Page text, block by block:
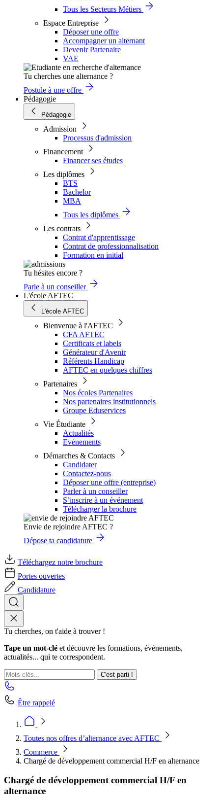
Tous les Secteurs Métiers
Espace Entreprise
Déposer une offre
Accompagner un alternant
Devenir Partenaire
VAE
Tu cherches une alternance ?
Postule à une offre
Pédagogie
Pédagogie
Admission
Processus d'admission
Financement
Financer ses études
Les diplômes
BTS
Bachelor
MBA
Tous les diplômes
Les contrats
Contrat d'apprentissage
Contrat de professionnalisation
Formation en initial
Tu hésites encore ?
Parle à un conseiller
L'école AFTEC
L'école AFTEC
Bienvenue à l'AFTEC
CFA AFTEC
Certificats et labels
Générateur d'Avenir
Référents Handicap
AFTEC en quelques chiffres
Partenaires
Nos écoles Partenaires
Nos partenaires institutionnels
Groupe Eduservices
Vie Étudiante
Actualités
Evénements
Démarches & Contacts
Candidater
Contactez-nous
Déposer une offre (entreprise)
Parler à un conseiller
S’inscrire à un événement
Télécharger la brochure
Envie de rejoindre AFTEC ?
Dépose ta candidature
Téléchargez notre brochure
Portes ouvertes
Candidature
Tu cherches, on t'aide à trouver !
Tape un mot-clé et découvre les formations, événements,
actualités... qui te correspondent.
C'est parti !
Être rappelé
Toutes nos offres d’alternance avec AFTEC
Commerce
Chargé de développement commercial H/F en alternance
Chargé de développement commercial H/F en
alternance